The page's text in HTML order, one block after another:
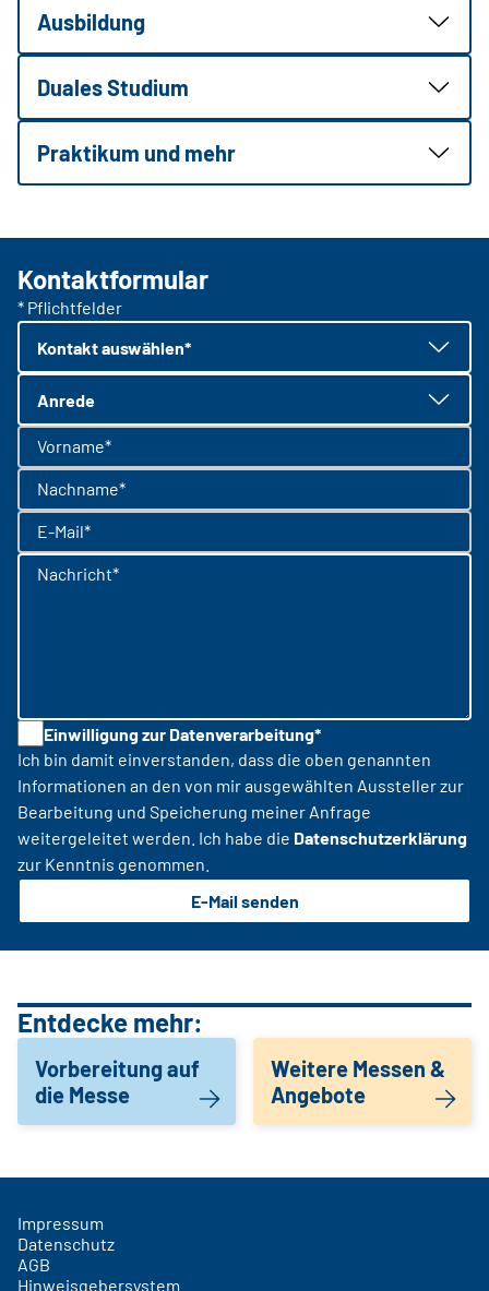
Ausbildung
Duales Studium
Praktikum und mehr
Kontaktformular
* Pflichtfelder
Kontakt auswählen*
Anrede
Vorname*
Nachname*
E-Mail*
Nachricht*
Einwilligung zur Datenverarbeitung*
Ich bin damit einverstanden, dass die oben genannten
Informationen an den von mir ausgewählten Aussteller zur
Bearbeitung und Speicherung meiner Anfrage
weitergeleitet werden. Ich habe die Datenschutzerklärung
zur Kenntnis genommen.
E-Mail senden
Entdecke mehr:
Vorbereitung auf
die Messe
Weitere Messen &
Angebote
Impressum
Datenschutz
AGB
Hinweisgebersystem